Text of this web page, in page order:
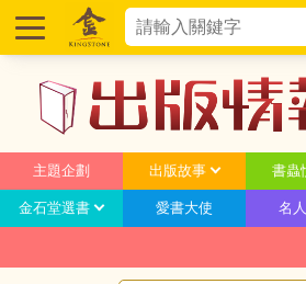
主題企劃 出版故事 書蟲
金石堂選書 愛書大使 名